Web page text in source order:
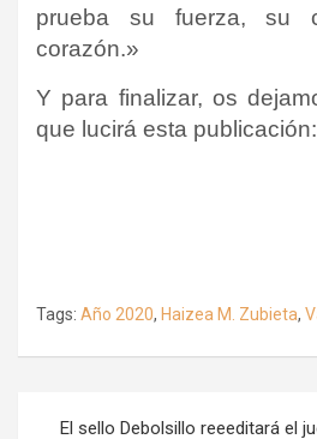
prueba su fuerza, su
corazón.»
Y para finalizar, os
que lucirá esta publicación:
Tags: Año 2020, Haizea M. Zubieta,
El sello Debolsillo reeeditará el